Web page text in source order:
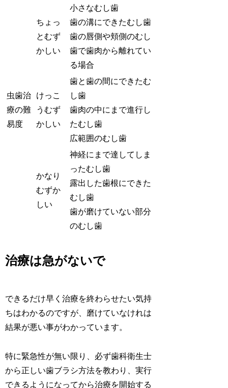
ちょっ
とむず
かしい
小さなむし歯
歯の溝にできたむし歯
歯の唇側や頬側のむし
歯で歯肉から離れてい
る場合
虫歯治
療の難
易度
けっこ
うむず
かしい
歯と歯の間にできたむ
し歯
歯肉の中にまで進行し
たむし歯
広範囲のむし歯
かなり
むずか
しい
神経にまで達してしま
ったむし歯
露出した歯根にできた
むし歯
歯が磨けていない部分
のむし歯
治療は急がないで
できるだけ早く治療を終わらせたい気持
ちはわかるのですが、磨けていなけれは
結果が悪い事がわかっています。
特に緊急性が無い限り、必ず歯科衛生士
から正しい歯ブラシ方法を教わり、実行
できるようになってから治療を開始する